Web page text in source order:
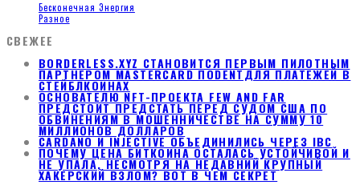
Бесконечная Энергия
Разное
СВЕЖЕЕ
BORDERLESS.XYZ СТАНОВИТСЯ ПЕРВЫМ ПИЛОТНЫМ
ПАРТНЕРОМ MASTERCARD ПОDENTДЛЯ ПЛАТЕЖЕЙ В
СТЕЙБЛКОИНАХ
ОСНОВАТЕЛЮ NFT-ПРОЕКТА FEW AND FAR
ПРЕДСТОИТ ПРЕДСТАТЬ ПЕРЕД СУДОМ США ПО
ОБВИНЕНИЯМ В МОШЕННИЧЕСТВЕ НА СУММУ 10
МИЛЛИОНОВ ДОЛЛАРОВ
CARDANO И INJECTIVE ОБЪЕДИНИЛИСЬ ЧЕРЕЗ IBC
ПОЧЕМУ ЦЕНА БИТКОИНА ОСТАЛАСЬ УСТОЙЧИВОЙ И
НЕ УПАЛА, НЕСМОТРЯ НА НЕДАВНИЙ КРУПНЫЙ
ХАКЕРСКИЙ ВЗЛОМ? ВОТ В ЧЕМ СЕКРЕТ